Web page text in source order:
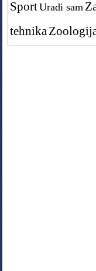
SportUradi sam
tehnika